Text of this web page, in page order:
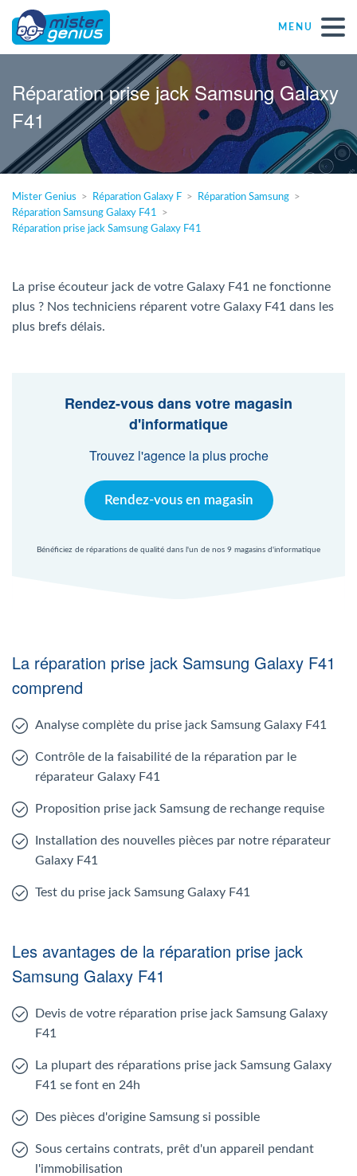
MENU
Réparations – Dépannages
Magasins informatiques toutes marques
Particulier
Indépendant
Agent Mac
Nl
Réparation prise jack Samsung Galaxy
F41
Mister Genius Réparation Galaxy F
Réparation Samsung
Réparation Samsung Galaxy F41
Réparation prise jack Samsung Galaxy F41
La prise écouteur jack de votre Galaxy F41 ne fonctionne
plus ? Nos techniciens réparent votre Galaxy F41 dans les
plus brefs délais.
Rendez-vous dans votre magasin
d'informatique
Trouvez l'agence la plus proche
Rendez-vous en magasin
Bénéficiez de réparations de qualité dans l'un de nos 9 magasins d'informatique
La réparation prise jack Samsung Galaxy F41
comprend
Analyse complète du prise jack Samsung Galaxy F41
Contrôle de la faisabilité de la réparation par le
réparateur Galaxy F41
Proposition prise jack Samsung de rechange requise
Installation des nouvelles pièces par notre réparateur
Galaxy F41
Test du prise jack Samsung Galaxy F41
Les avantages de la réparation prise jack
Samsung Galaxy F41
Devis de votre réparation prise jack Samsung Galaxy
F41
La plupart des réparations prise jack Samsung Galaxy
F41 se font en 24h
Des pièces d'origine Samsung si possible
Sous certains contrats, prêt d'un appareil pendant
l'immobilisation